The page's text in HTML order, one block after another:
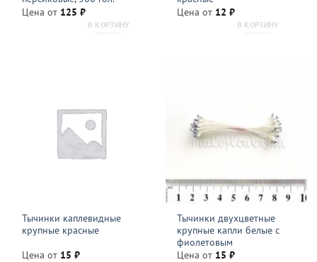
Цена от 125₽
В КОРЗИНУ
Цена от 12₽
В КОРЗИНУ
Тычинки каплевидные
крупные красные
Цена от 15₽
Тычинки двухцветные
крупные капли белые с
фиолетовым
Цена от 15₽